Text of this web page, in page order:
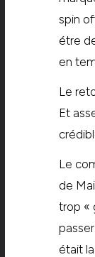
spin
étre
en
Le
Et
Le
de
trop «
était